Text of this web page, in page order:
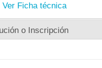
Ver Ficha técnica
o Inscripción